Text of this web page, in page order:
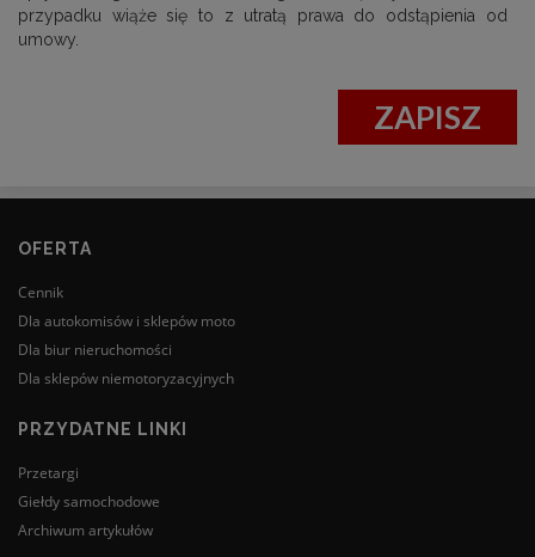
przypadku wiąże się to z utratą prawa do odstąpienia od
umowy.
ZAPISZ
OFERTA
Cennik
Dla autokomisów i sklepów moto
Dla biur nieruchomości
Dla sklepów niemotoryzacyjnych
PRZYDATNE LINKI
Przetargi
Giełdy samochodowe
Archiwum artykułów